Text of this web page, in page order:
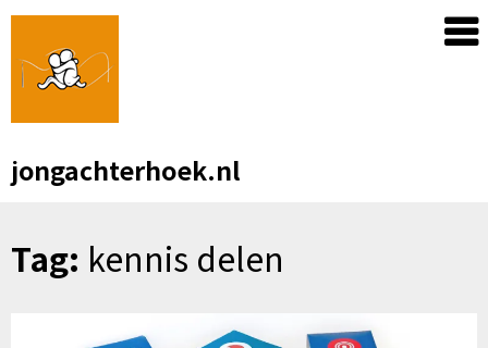
Skip
content
jongachterhoek.nl
Tag: kennis delen